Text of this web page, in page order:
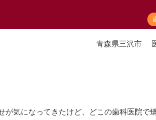
青森県三沢市
が気になってきたけど、どこの歯科医院で